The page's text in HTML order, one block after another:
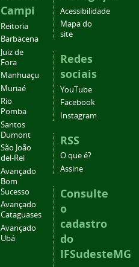
Campi
Reitoria
Barbacena
Juiz de
Fora
Manhuaçu
Muriaé
Rio
Pomba
Santos
Dumont
São João
del-Rei
Avançado
Bom
Sucesso
Avançado
Cataguases
Avançado
Ubá
Acessibilidade
Mapa do
site
Redes
sociais
YouTube
Facebook
Instagram
RSS
O que é?
Assine
Consulte
o
cadastro
do
IFSudesteMG